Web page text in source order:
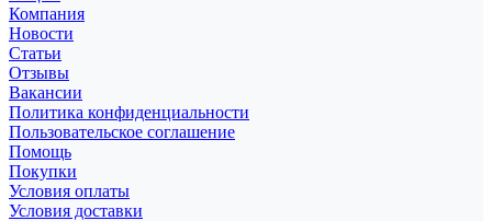
Компания
Новости
Статьи
Отзывы
Вакансии
Политика конфиденциальности
Пользовательское соглашение
Помощь
Покупки
Условия оплаты
Условия доставки